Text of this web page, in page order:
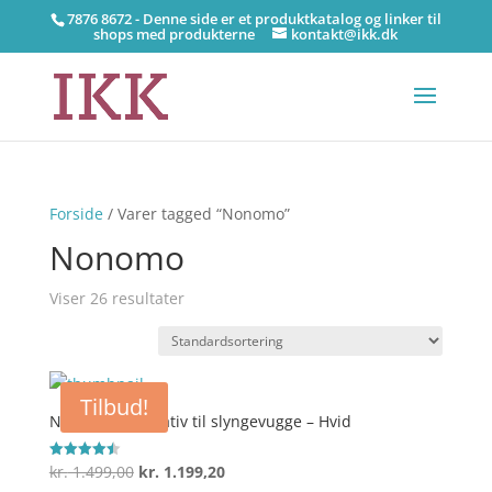
7876 8672 - Denne side er et produktkatalog og linker til
shops med produkterne kontakt@ikk.dk
Forside/ Varer tagged “Nonomo”
Nonomo
Viser 26 resultater
Tilbud!
Nonomo Tipi stativ til slyngevugge – Hvid
Vurderet
4.5
kr.1.499,00 Den
kr. 1.199,20Den